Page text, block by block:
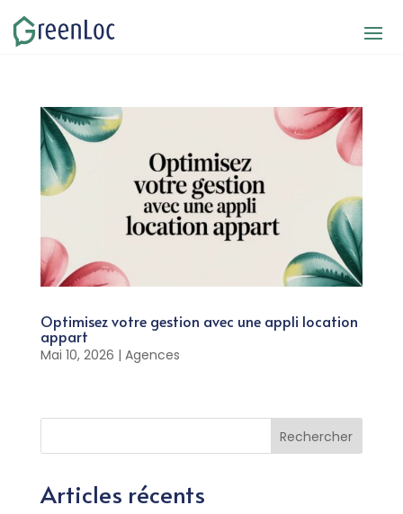
Optimisez votre gestion avec une appli location
appart
Mai 10, 2026 | Agences
Rechercher
Articles récents